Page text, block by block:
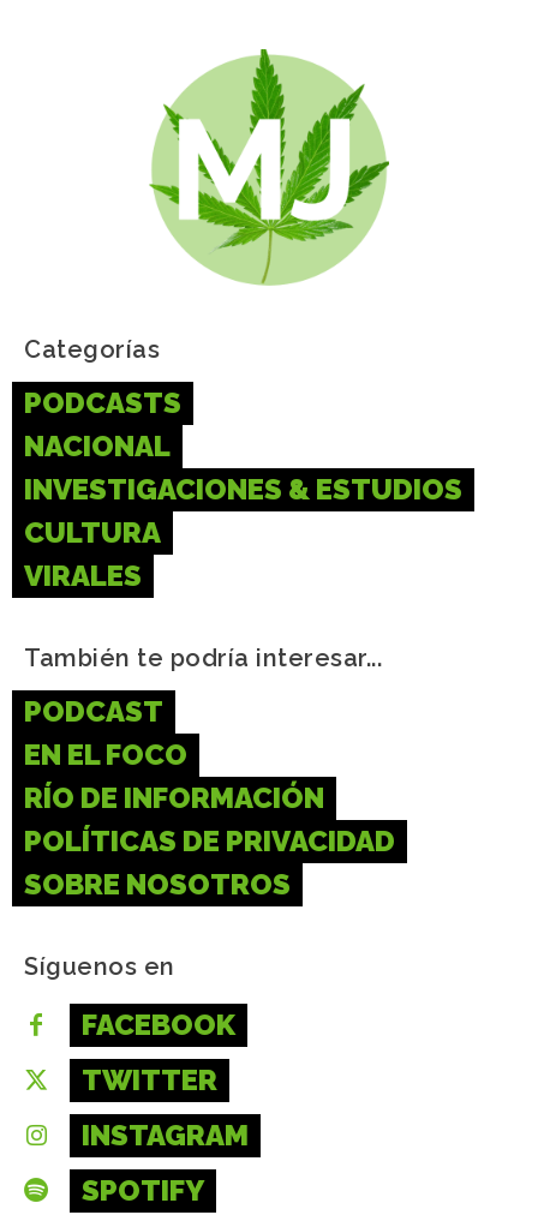
Categorías
PODCASTS
NACIONAL
INVESTIGACIONES & ESTUDIOS
CULTURA
VIRALES
También te podría interesar...
PODCAST
EN EL FOCO
RÍO DE INFORMACIÓN
POLÍTICAS DE PRIVACIDAD
SOBRE NOSOTROS
Síguenos en
FACEBOOK
TWITTER
INSTAGRAM
SPOTIFY